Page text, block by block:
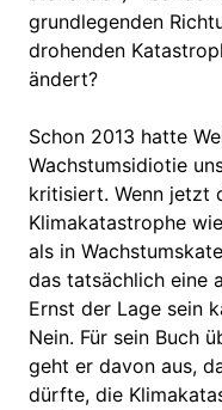
grundlegenden
drohenden
ändert?
Schon 2013 hatte
Wachstumsidiotie
kritisiert. Wenn jetzt
Klimakatastrophe
als in
das tatsächlich eine
Ernst der Lage sein
Nein. Für sein Buch
geht er davon aus,
dürfte, die